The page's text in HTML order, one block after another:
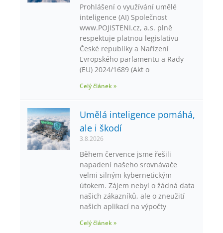
Prohlášení o využívání umělé
inteligence (AI) Společnost
www.POJISTENI.cz, a.s. plně
respektuje platnou legislativu
České republiky a Nařízení
Evropského parlamentu a Rady
(EU) 2024/1689 (Akt o
Celý článek »
Umělá inteligence pomáhá,
ale i škodí
3.8.2026
Během července jsme řešili
napadení našeho srovnávače
velmi silným kybernetickým
útokem. Zájem nebyl o žádná data
našich zákazníků, ale o zneužití
našich aplikací na výpočty
Celý článek »